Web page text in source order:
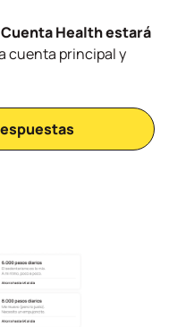
Health estará
cuenta principal y